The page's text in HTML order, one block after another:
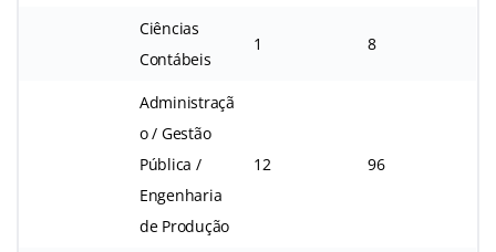
Ciências
Contábeis
1 8
Administraçã
o / Gestão
Pública /
Engenharia
de Produção
12 96